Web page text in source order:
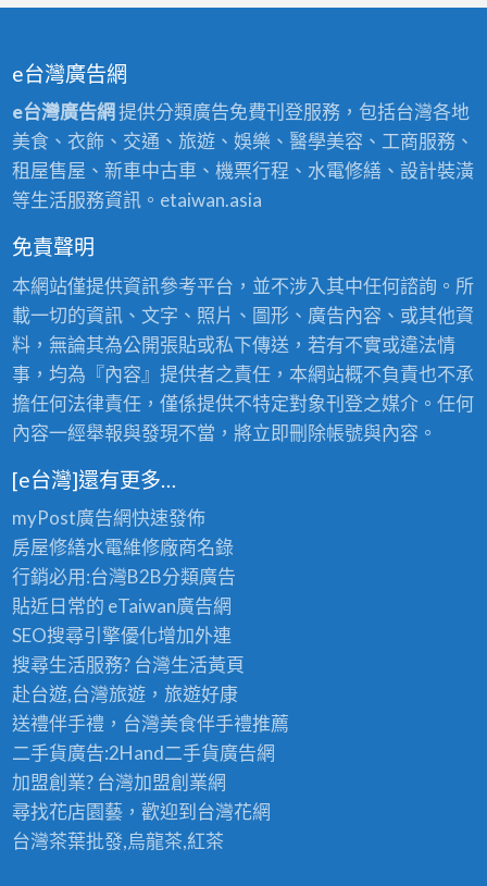
e台灣廣告網
e台灣廣告網 提供分類廣告免費刊登服務，包括台灣各地
美食、衣飾、交通、旅遊、娛樂、醫學美容、工商服務、
租屋售屋、新車中古車、機票行程、水電修繕、設計裝潢
等生活服務資訊。etaiwan.asia
免責聲明
本網站僅提供資訊參考平台，並不涉入其中任何諮詢。所
載一切的資訊、文字、照片、圖形、廣告內容、或其他資
料，無論其為公開張貼或私下傳送，若有不實或違法情
事，均為『內容』提供者之責任，本網站概不負責也不承
擔任何法律責任，僅係提供不特定對象刊登之媒介。任何
內容一經舉報與發現不當，將立即刪除帳號與內容。
[e台灣]還有更多…
myPost廣告網快速發佈
房屋修繕水電維修廠商名錄
行銷必用:台灣B2B分類廣告
貼近日常的 eTaiwan廣告網
SEO搜尋引擎優化增加外連
搜尋生活服務? 台灣生活黃頁
赴台遊,台灣旅遊，旅遊好康
送禮伴手禮，台灣美食伴手禮推薦
二手貨廣告:2Hand二手貨廣告網
加盟創業? 台灣加盟創業網
尋找花店園藝，歡迎到 台灣花網
台灣茶葉批發,烏龍茶,紅茶